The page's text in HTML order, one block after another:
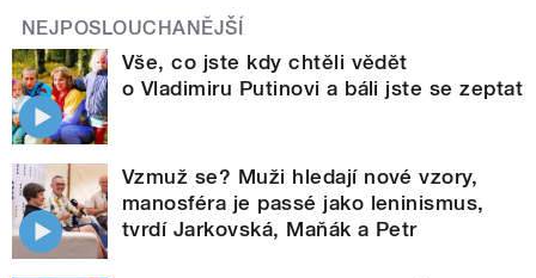
NEJPOSLOUCHANĚJŠÍ
Vše, co jste kdy chtěli vědět
o Vladimiru Putinovi a báli jste se zeptat
Vzmuž se? Muži hledají nové vzory,
manosféra je passé jako leninismus,
tvrdí Jarkovská, Maňák a Petr